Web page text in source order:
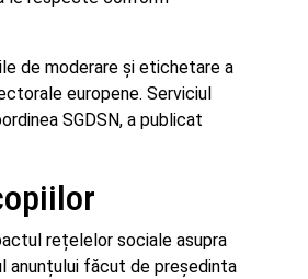
de moderare și etichetare a
europene. Serviciul
SGDSN, a publicat
rețelelor sociale asupra
anunțului făcut de președinta